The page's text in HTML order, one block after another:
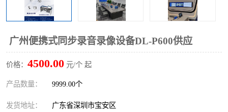
广州便携式同步录音录像设备DL-P600供应
价格： 4500.00 元/个 起
产品数量： 9999.00个
发货地址： 广东省深圳市宝安区